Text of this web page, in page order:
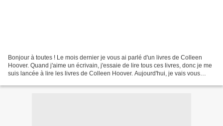
Bonjour à toutes ! Le mois dernier je vous ai parlé d'un livres de Colleen
Hoover. Quand j'aime un écrivain, j'essaie de lire tous ces livres, donc je me
suis lancée à lire les livres de Colleen Hoover. Aujourd'hui, je vais vous